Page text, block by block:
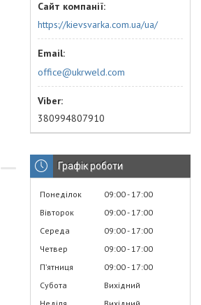
https://kievsvarka.com.ua/ua/
office@ukrweld.com
380994807910
Графік роботи
Понеділок 09:00 17:00
Вівторок
09:00 17:00
Середа
09:00 17:00
Четвер
09:00 17:00
Пʼятниця
09:00 17:00
Субота
Вихідний
Неділя
Вихідний